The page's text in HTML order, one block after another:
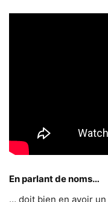
En parlant de noms…
… doit bien en avoir